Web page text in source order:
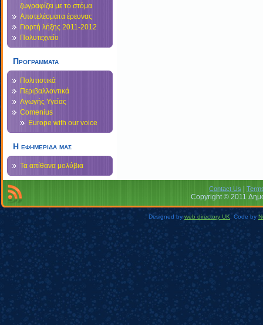
ζωγραφίζει με το στόμα
Αποτελέσματα έρευνας
Γιορτή λήξης 2011-2012
Πολυτεχνείο
Προγραμματα
Πολιτιστικά
Περιβαλλοντικά
Αγωγής Υγείας
Comenius
Europe with our voice
Η εφημεριδα μας
Τα απίθανα μολύβια
Contact Us
Copyright © 2011
Designed by web directory UK . Code by